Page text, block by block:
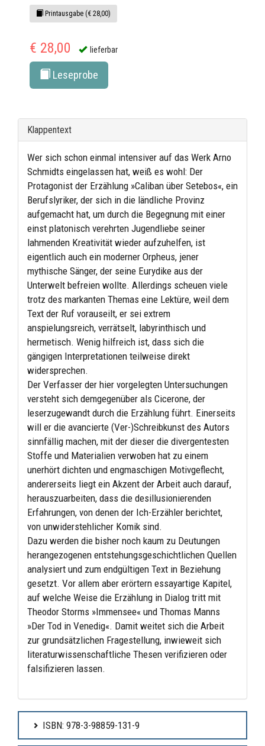
Printausgabe (€ 28,00)
€ 28,00 lieferbar
Leseprobe
Klappentext
Wer sich schon einmal intensiver auf das Werk Arno
Schmidts eingelassen hat, weiß es wohl: Der
Protagonist der Erzählung »Caliban über Setebos«, ein
Berufslyriker, der sich in die ländliche Provinz
aufgemacht hat, um durch die Begegnung mit einer
einst platonisch verehrten Jugendliebe seiner
lahmenden Kreativität wieder aufzuhelfen, ist
eigentlich auch ein moderner Orpheus, jener
mythische Sänger, der seine Eurydike aus der
Unterwelt befreien wollte. Allerdings scheuen viele
trotz des markanten Themas eine Lektüre, weil dem
Text der Ruf vorauseilt, er sei extrem
anspielungsreich, verrätselt, labyrinthisch und
hermetisch. Wenig hilfreich ist, dass sich die
gängigen Interpretationen teilweise direkt
widersprechen.
Der Verfasser der hier vorgelegten Untersuchungen
versteht sich demgegenüber als Cicerone, der
leserzugewandt durch die Erzählung führt. Einerseits
will er die avancierte (Ver-)Schreibkunst des Autors
sinnfällig machen, mit der dieser die divergentesten
Stoffe und Materialien verwoben hat zu einem
unerhört dichten und engmaschigen Motivgeflecht,
andererseits liegt ein Akzent der Arbeit auch darauf,
herauszuarbeiten, dass die desillusionierenden
Erfahrungen, von denen der Ich-Erzähler berichtet,
von unwiderstehlicher Komik sind.
Dazu werden die bisher noch kaum zu Deutungen
herangezogenen entstehungsgeschichtlichen Quellen
analysiert und zum endgültigen Text in Beziehung
gesetzt. Vor allem aber erörtern essayartige Kapitel,
auf welche Weise die Erzählung in Dialog tritt mit
Theodor Storms »Immensee« und Thomas Manns
»Der Tod in Venedig«. Damit weitet sich die Arbeit
zur grundsätzlichen Fragestellung, inwieweit sich
literaturwissenschaftliche Thesen verifizieren oder
falsifizieren lassen.
ISBN: 978-3-98859-131-9